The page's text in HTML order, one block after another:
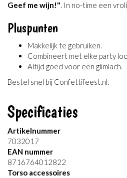
Geef me wijn!". In no-time een
Pluspunten
Makkelijk te gebruiken.
Combineert met elke party
Altijd goed voor een glimlach.
Bestel snel bij Confettifeest.nl.
Specificaties
Artikelnummer
7032017
EAN nummer
8716764012822
Torso accessoires